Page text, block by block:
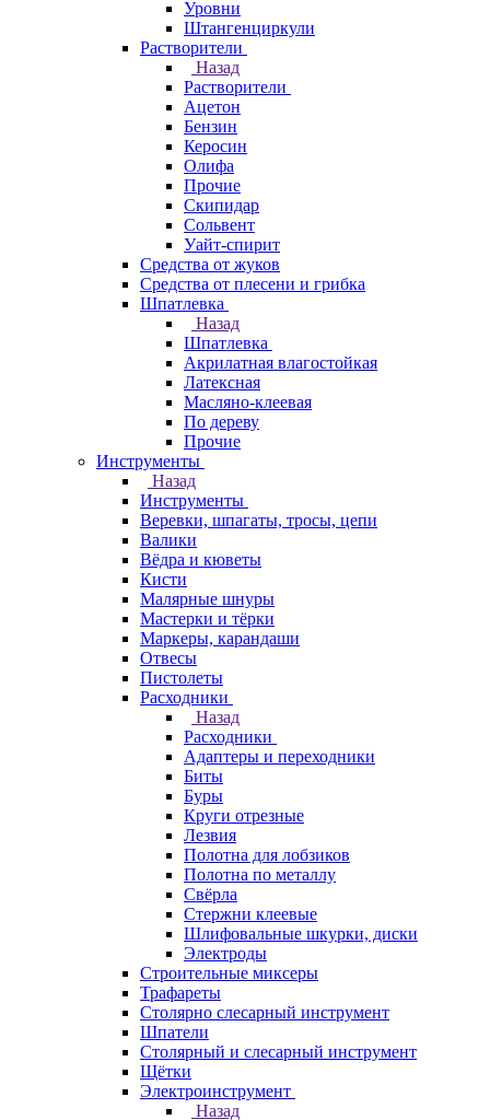
Уровни
Штангенциркули
Растворители
Назад
Растворители
Ацетон
Бензин
Керосин
Олифа
Прочие
Скипидар
Сольвент
Уайт-спирит
Средства от жуков
Средства от плесени и грибка
Шпатлевка
Назад
Шпатлевка
Акрилатная влагостойкая
Латексная
Масляно-клеевая
По дереву
Прочие
Инструменты
Назад
Инструменты
Веревки, шпагаты, тросы, цепи
Валики
Вёдра и кюветы
Кисти
Малярные шнуры
Мастерки и тёрки
Маркеры, карандаши
Отвесы
Пистолеты
Расходники
Назад
Расходники
Адаптеры и переходники
Биты
Буры
Круги отрезные
Лезвия
Полотна для лобзиков
Полотна по металлу
Свёрла
Стержни клеевые
Шлифовальные шкурки, диски
Электроды
Строительные миксеры
Трафареты
Столярно слесарный инструмент
Шпатели
Столярный и слесарный инструмент
Щётки
Электроинструмент
Назад